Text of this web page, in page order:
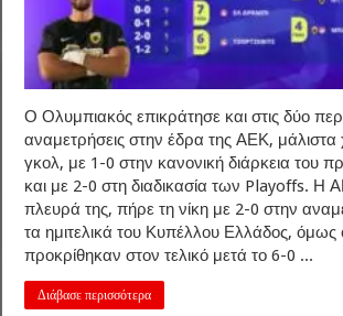
Ο Ολυμπιακός επικράτησε και στις δύο
αναμετρήσεις στην έδρα της ΑΕΚ, μάλιστα
γκολ, με 1-0 στην κανονική διάρκεια του
και με 2-0 στη διαδικασία των Playoffs. Η
πλευρά της, πήρε τη νίκη με 2-0 στην
τα ημιτελικά του Κυπέλλου Ελλάδος, όμως
προκρίθηκαν στον τελικό μετά το 6-0 ...
Διάβασε περισσότερα